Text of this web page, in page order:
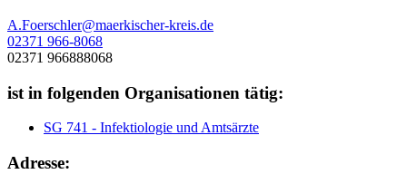
A.Foerschler@maerkischer-kreis.de
02371 966-8068
02371 966888068
ist in folgenden Organisationen tätig:
SG 741 - Infektiologie und Amtsärzte
Adresse: